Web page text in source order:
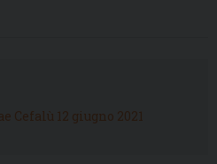
Cefalù 12 giugno 2021